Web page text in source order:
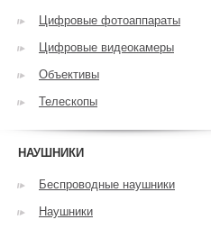
Цифровые фотоаппараты
Цифровые видеокамеры
Объективы
Телескопы
НАУШНИКИ
Беспроводные наушники
Наушники